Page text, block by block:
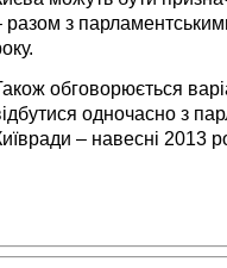
разом з
обговорюється
одночасно з
– навесні 2013